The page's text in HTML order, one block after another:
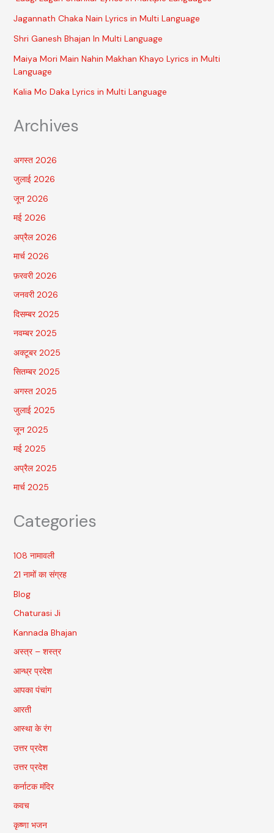
Jagannath Chaka Nain Lyrics in Multi Language
Shri Ganesh Bhajan In Multi Language
Maiya Mori Main Nahin Makhan Khayo Lyrics in Multi
Language
Kalia Mo Daka Lyrics in Multi Language
Archives
अगस्त 2026
जुलाई 2026
जून 2026
मई 2026
अप्रैल 2026
मार्च 2026
फ़रवरी 2026
जनवरी 2026
दिसम्बर 2025
नवम्बर 2025
अक्टूबर 2025
सितम्बर 2025
अगस्त 2025
जुलाई 2025
जून 2025
मई 2025
अप्रैल 2025
मार्च 2025
Categories
108 नामावली
21 नामों का संग्रह
Blog
Chaturasi Ji
Kannada Bhajan
अस्त्र – शस्त्र
आन्ध्र प्रदेश
आपका पंचांग
आरती
आस्था के रंग
उत्तर प्रदेश
उत्तर प्रदेश
कर्नाटक मंदिर
कवच
कृष्णा भजन